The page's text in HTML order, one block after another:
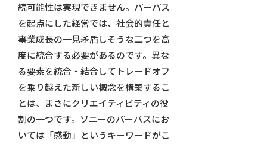
続可能性は実現できません。パーパス
を起点にした経営では、社会的責任と
事業成長の一見矛盾しそうな二つを高
度に統合する必要があるのです。異な
る要素を統合・結合してトレードオフ
を乗り越えた新しい概念を構築するこ
とは、まさにクリエイティビティの役
割の一つです。ソニーのパーパスにお
いては「感動」というキーワードがこ